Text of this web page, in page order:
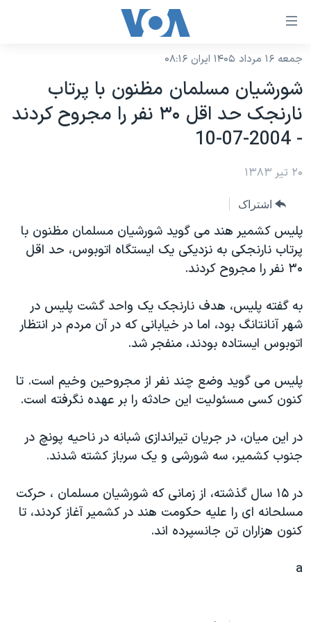
لینکهای
دسترسی
جهش
محتوای
اصلی
به
صفحه
جهش
به
جستجو
نسخه سبک وب‌سایت
موضوع ها
آمریکا
جهان
ورزشی
گزیده‌ها
ویژه برنامه‌ها
ویدیوها
فرهنگ و زندگی
حقوق شهروندی
علم و فناوری
گالری عکس
برنامه های تلویزیونی
جدول برنامه ها
صفحه‌های ویژه
جام جهانی ۲۰۲۶
عملیات خشم حماسی
۲۵۰سالگی آمریکا
بایگانی برنامه‌های تلویزیونی
مستندها
انتخابات ریاست جمهوری آمریکا ۲۰۲۴
حمله جمهوری اسلامی به اسرائیل
رمز مهسا
اعتراضات زن، زندگی، آزادی
تریبونال مردمی آبان ۹۸
دادگاه حمید نوری
فرکانس‌های صدای آمریکا
پخش رادیویی
دنبال کنید
جمعه ۱۶ مرداد ۱۴۰۵ ایران ۰۸:۱۶
شورشيان مسلمان مظنون با پرتاب
نارنجک حد اقل ۳۰ نفر را مجروح کردند
- 2004-07-10
۲۰ تیر ۱۳۸۳
اشتراک
پليس کشمير هند می گويد شورشيان مسلمان مظنون با
پرتاب نارنجکی به نزديکی يک ايستگاه اتوبوس، حد اقل
۳۰ نفر را مجروح کردند.
به گفته پليس، هدف نارنجک يک واحد گشت پليس در
شهر آنانتانگ بود، اما در خيابانی که در آن مردم در انتظار
اتوبوس ايستاده بودند، منفجر شد.
پليس می گويد وضع چند نفر از مجروحين وخيم است. تا
کنون کسی مسئوليت اين حادثه را بر عهده نگرفته است.
در اين ميان، در جريان تيراندازی شبانه در ناحيه پونچ در
جنوب کشمير، سه شورشی و يک سرباز کشته شدند.
در ۱۵ سال گذشته، از زمانی که شورشيان مسلمان ، حرکت
مسلحانه ای را عليه حکومت هند در کشمير آغاز کردند، تا
کنون هزاران تن جانسپرده اند.
a